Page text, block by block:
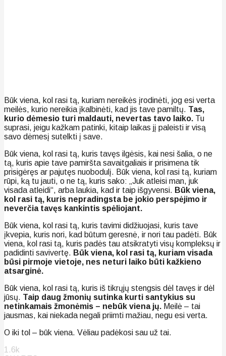
Būk viena, kol rasi tą, kuriam nereikės įrodinėti, jog esi verta
meilės, kurio nereikia įkalbinėti, kad jis tave pamiltų. Tas,
kurio dėmesio turi maldauti, nevertas tavo laiko. Tu
suprasi, jeigu kažkam patinki, kitaip laikas jį paleisti ir visą
savo dėmesį sutelkti į save.
Būk viena, kol rasi tą, kuris tavęs ilgėsis, kai nesi šalia, o ne
tą, kuris apie tave pamiršta savaitgaliais ir prisimena tik
prisigėręs ar pajutęs nuobodulį. Būk viena, kol rasi tą, kuriam
rūpi, ką tu jauti, o ne tą, kuris sako: „Juk atleisi man, juk
visada atleidi“, arba laukia, kad ir taip išgyvensi. Būk viena,
kol rasi tą, kuris nepradingsta be jokio perspėjimo ir
neverčia tavęs kankintis spėliojant.
Būk viena, kol rasi tą, kuris tavimi didžiuojasi, kuris tave
įkvepia, kuris nori, kad būtum geresnė, ir nori tau padėti. Būk
viena, kol rasi tą, kuris padės tau atsikratyti visų kompleksų ir
padidinti savivertę. Būk viena, kol rasi tą, kuriam visada
būsi pirmoje vietoje, nes neturi laiko būti kažkieno
atsarginė.
Būk viena, kol rasi tą, kuris iš tikrųjų stengsis dėl tavęs ir dėl
jūsų. Taip daug žmonių sutinka kurti santykius su
netinkamais žmonėmis – nebūk viena jų. Meilė – tai
jausmas, kai niekada negali priimti mažiau, negu esi verta.
O iki tol – būk viena. Vėliau padėkosi sau už tai.
1.6k